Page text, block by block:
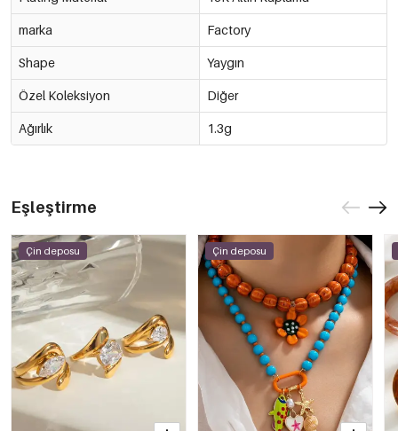
marka Factory
Shape Yaygın
Özel Koleksiyon Diğer
Ağırlık 1.3g
Eşleştirme
Çin deposu Çin deposu